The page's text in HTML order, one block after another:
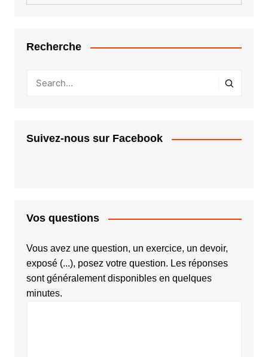
Recherche
Suivez-nous sur Facebook
Vos questions
Vous avez une question, un exercice, un devoir,
exposé (...), posez votre question. Les réponses
sont généralement disponibles en quelques
minutes.